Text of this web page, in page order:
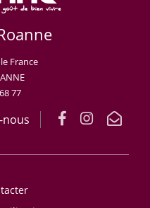
France
77
nous